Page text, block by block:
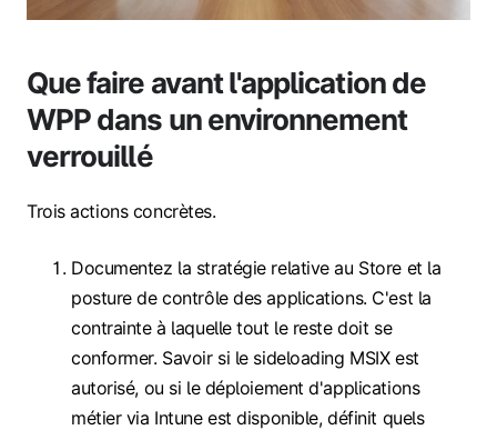
Que faire avant l'application de
WPP dans un environnement
verrouillé
Trois actions concrètes.
Documentez la stratégie relative au Store et la
posture de contrôle des applications. C'est la
contrainte à laquelle tout le reste doit se
conformer. Savoir si le sideloading MSIX est
autorisé, ou si le déploiement d'applications
métier via Intune est disponible, définit quels